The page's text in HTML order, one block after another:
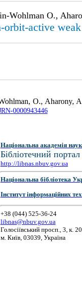
Wohlman O.,
active
O.,
0000943446
Національна академія
Бібліотечний
http://libnas.nbuv.gov.ua
Національна бібліотека
Інститут інформаційних
+38 (044) 525-36-24
libnas@nbuv.gov.ua
Голосіївський просп., 3, к.
м. Київ, 03039, Україна